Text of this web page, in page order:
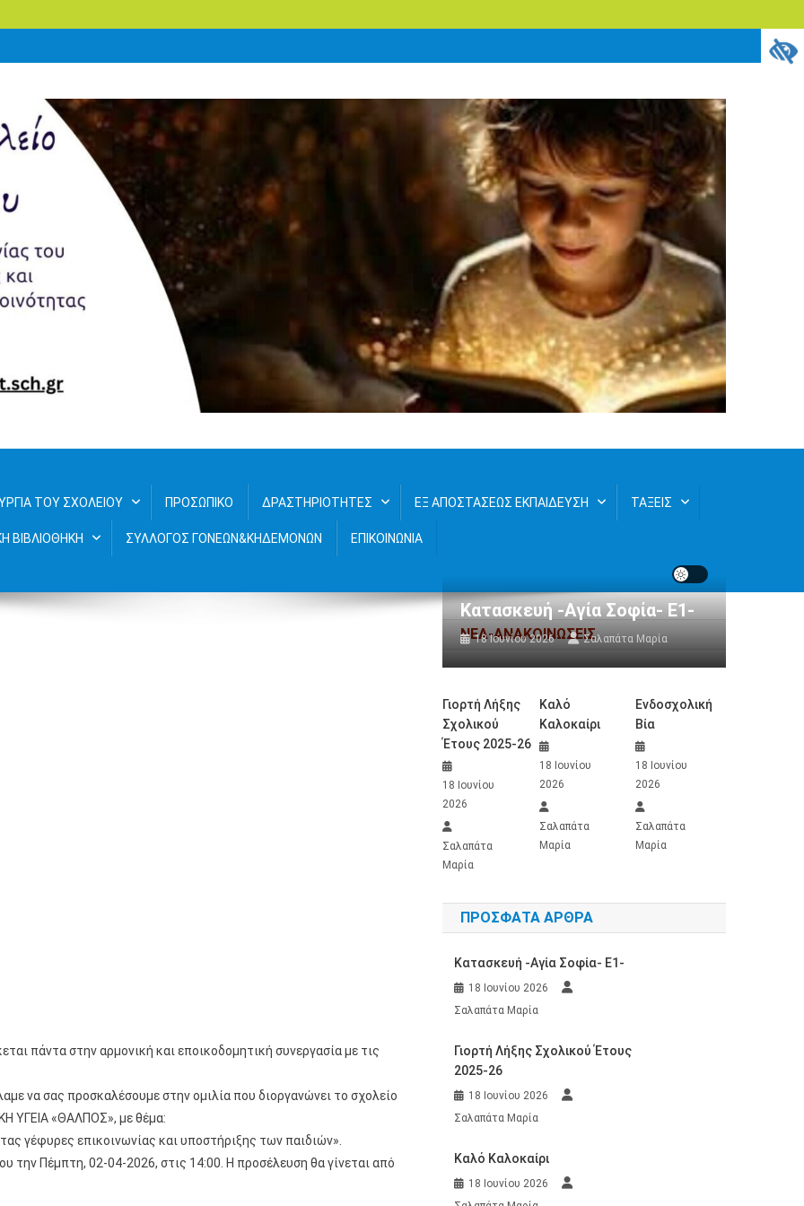
ΤΟΥ ΣΧΟΛΕΙΟΥ ΠΡΟΣΩΠΙΚΟ ΔΡΑΣΤΗΡΙΟΤΗΤΕΣ ΕΞ ΑΠΟΣΤΑΣΕΩΣ ΕΚΠΑΙΔΕΥΣΗ ΤΑΞΕΙΣ
ΒΙΒΛΙΟΘΗΚΗ ΣΥΛΛΟΓΟΣ ΓΟΝΕΩΝ&ΚΗΔΕΜΟΝΩΝ ΕΠΙΚΟΙΝΩΝΙΑ
πάντα στην αρμονική και εποικοδομητική συνεργασία με τις
να σας προσκαλέσουμε στην ομιλία που διοργανώνει το σχολείο
ΥΓΕΙΑ «ΘΑΛΠΟΣ», με θέμα:
γέφυρες επικοινωνίας και υποστήριξης των παιδιών».
την Πέμπτη, 02-04-2026, στις 14:00. Η προσέλευση θα γίνεται από
ΝΕΑ-ΑΝΑΚΟΙΝΩΣΕΙΣ
Κατασκευή -Αγία Σοφία- Ε1-
18 Ιουνίου 2026 Σαλαπάτα Μαρία
Γιορτή Λήξης
Σχολικού
Έτους 2025-26
18 Ιουνίου
2026
Σαλαπάτα
Μαρία
Καλό
Καλοκαίρι
18 Ιουνίου
2026
Σαλαπάτα
Μαρία
Ενδοσχολική
Βία
18 Ιουνίου
2026
Σαλαπάτα
Μαρία
ΠΡΌΣΦΑΤΑ ΆΡΘΡΑ
Κατασκευή -Αγία Σοφία- Ε1-
18 Ιουνίου 2026
Σαλαπάτα Μαρία
Γιορτή Λήξης Σχολικού Έτους
2025-26
18 Ιουνίου 2026
Σαλαπάτα Μαρία
Καλό Καλοκαίρι
18 Ιουνίου 2026